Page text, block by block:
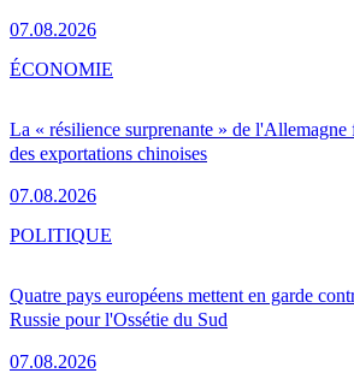
07.08.2026
La « résilience surprenante » de l'Allemagne
des exportations chinoises
07.08.2026
ÉCONOMIE
Quatre pays européens mettent en garde
Russie pour l'Ossétie du Sud
07.08.2026
POLITIQUE